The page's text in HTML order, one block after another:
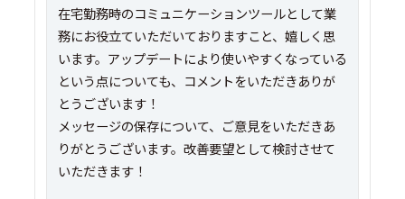
在宅勤務時のコミュニケーションツールとして業
務にお役立ていただいておりますこと、嬉しく思
います。アップデートにより使いやすくなっている
という点についても、コメントをいただきありが
とうございます！
メッセージの保存について、ご意見をいただきあ
りがとうございます。改善要望として検討させて
いただきます！